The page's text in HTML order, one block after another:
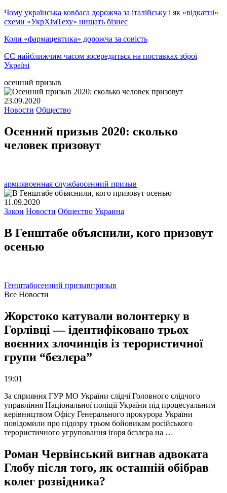
Чому українська ковбаса дорожча за італійську і як «відкатні»
схеми «УкрХімТеху» нищать бізнес
Коли «фармацевтика» дорожча за совість
ЄС найближчим часом зосередиться на поставках зброї
Україні
осенний призыв
23.09.2020
Новости Общество
Осенний призыв 2020: сколько
человек призовут
армиявоенная службаосенний призыв
11.09.2020
Закон Новости Общество Украина
В Генштабе объяснили, кого призовут
осенью
Генштабосенний призывпризыв
Все Новости
Жорстоко катували волонтерку в
Горлівці — ідентифіковано трьох
воєнних злочинців із терористичної
групи “бєзлєра”
19:01
За сприяння ГУР МО України слідчі Головного слідчого
управління Національної поліції України під процесуальним
керівництвом Офісу Генерального прокурора України
повідомили про підозру трьом бойовикам російського
терористичного угруповання іґоря бєзлєра на …
Роман Червінський вигнав адвоката
Глобу після того, як останній обібрав
колег розвідника?